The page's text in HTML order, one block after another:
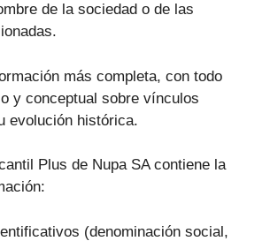
de la sociedad o de las
más completa, con todo
y conceptual sobre vínculos
evolución histórica.
Plus de Nupa SA contiene la
(denominación social,